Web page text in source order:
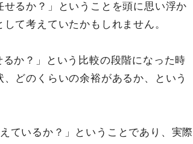
るか？」ということを頭に思い浮か
て考えていたかもしれません。
か？」という比較の段階になった時
どのくらいの余裕があるか、という
ているか？」ということであり、実際